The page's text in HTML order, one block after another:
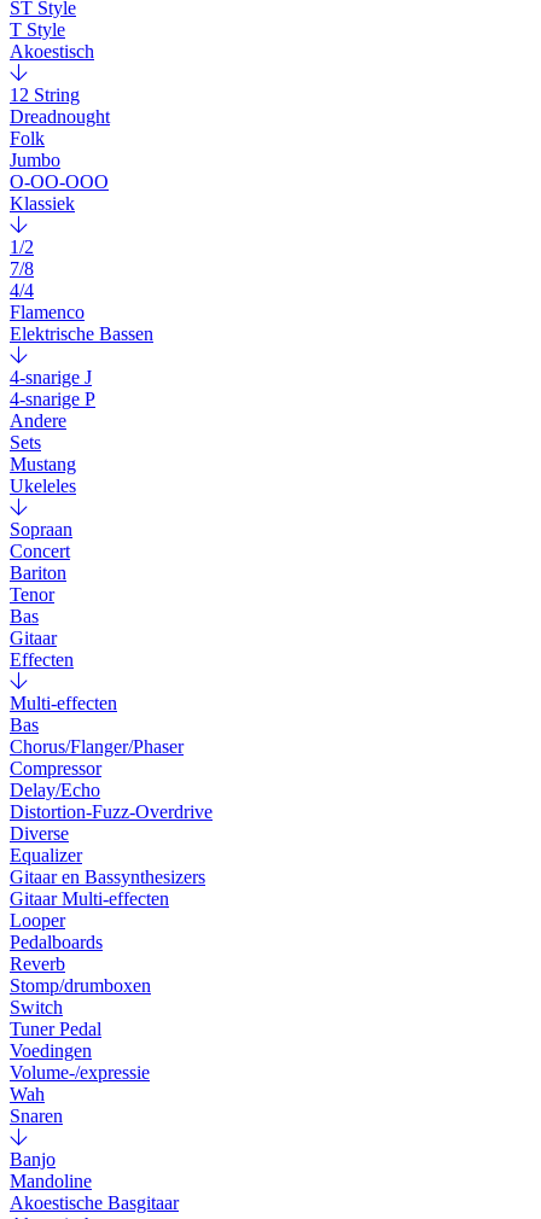
ST Style
T Style
Akoestisch
12 String
Dreadnought
Folk
Jumbo
O-OO-OOO
Klassiek
1/2
7/8
4/4
Flamenco
Elektrische Bassen
4-snarige J
4-snarige P
Andere
Sets
Mustang
Ukeleles
Sopraan
Concert
Bariton
Tenor
Bas
Gitaar
Effecten
Multi-effecten
Bas
Chorus/Flanger/Phaser
Compressor
Delay/Echo
Distortion-Fuzz-Overdrive
Diverse
Equalizer
Gitaar en Bassynthesizers
Gitaar Multi-effecten
Looper
Pedalboards
Reverb
Stomp/drumboxen
Switch
Tuner Pedal
Voedingen
Volume-/expressie
Wah
Snaren
Banjo
Mandoline
Akoestische Basgitaar